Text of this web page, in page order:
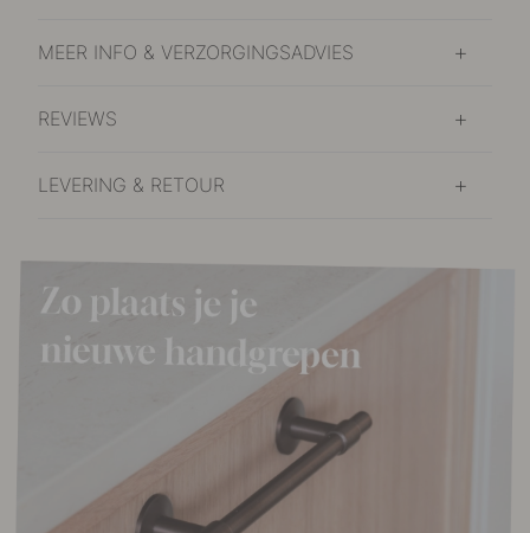
MEER INFO & VERZORGINGSADVIES
REVIEWS
LEVERING & RETOUR